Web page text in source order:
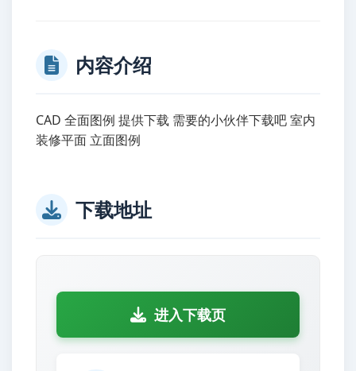
内容介绍
CAD 全面图例 提供下载 需要的小伙伴下载吧 室内
装修平面 立面图例
下载地址
进入下载页